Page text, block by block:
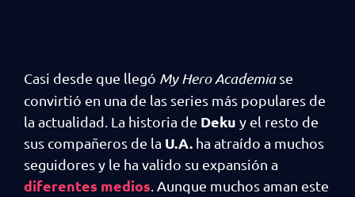
Casi desde que llegó My Hero Academiase
convirtió en una de las series más populares de
la actualidad. La historia de Deku y el resto de
sus compañeros de la U.A. ha atraído a muchos
seguidores y le ha valido su expansión a
diferentes medios . Aunque muchos aman este